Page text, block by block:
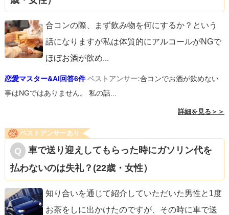
合コンの際、まず飲み物を何にするか？という
話になりますが私は体質的にアルコールがNGで
ほぼお酒が飲め...
恋愛マスター&AI回答6件 ベストアンサー:合コンでお酒が飲めない
事はNGではありません。 私の話...
詳細を見る＞＞
ベストアンサーあり
車で送り迎えしてもらった時にガソリン代を
払わないのは失礼？(22歳・女性）
知り合いを通じて紹介していただいた男性と1度
お茶をしに出かけたのですが、その時に車で送